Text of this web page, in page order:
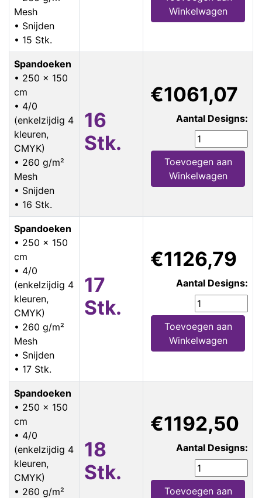
Mesh
• Snijden
• 15 Stk.
Winkelwagen
Spandoeken
• 250 x 150
cm
• 4/0
(enkelzijdig 4
kleuren,
CMYK)
• 260 g/m²
Mesh
• Snijden
• 16 Stk.
16
Stk.
€1061,07
Aantal Designs:
Toevoegen aan
Winkelwagen
Spandoeken
• 250 x 150
cm
• 4/0
(enkelzijdig 4
kleuren,
CMYK)
• 260 g/m²
Mesh
• Snijden
• 17 Stk.
17
Stk.
€1126,79
Aantal Designs:
Toevoegen aan
Winkelwagen
Spandoeken
• 250 x 150
cm
• 4/0
(enkelzijdig 4
kleuren,
CMYK)
• 260 g/m²
18
Stk.
€1192,50
Aantal Designs:
Toevoegen aan